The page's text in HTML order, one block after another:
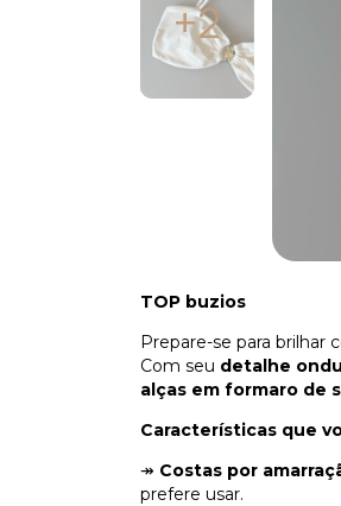
+2
TOP buzios
Prepare-se para brilhar
Com seu detalhe
alças em formaro de
Características que
↠ Costas por
prefere usar.